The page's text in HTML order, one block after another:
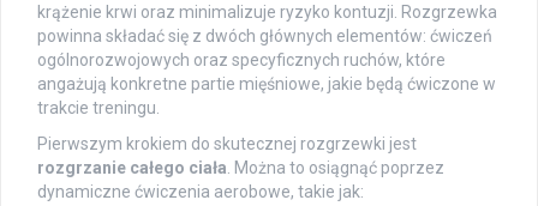
krążenie krwi oraz minimalizuje ryzyko kontuzji. Rozgrzewka
powinna składać się z dwóch głównych elementów: ćwiczeń
ogólnorozwojowych oraz specyficznych ruchów, które
angażują konkretne partie mięśniowe, jakie będą ćwiczone w
trakcie treningu.
Pierwszym krokiem do skutecznej rozgrzewki jest
rozgrzanie całego ciała . Można to osiągnąć poprzez
dynamiczne ćwiczenia aerobowe, takie jak: